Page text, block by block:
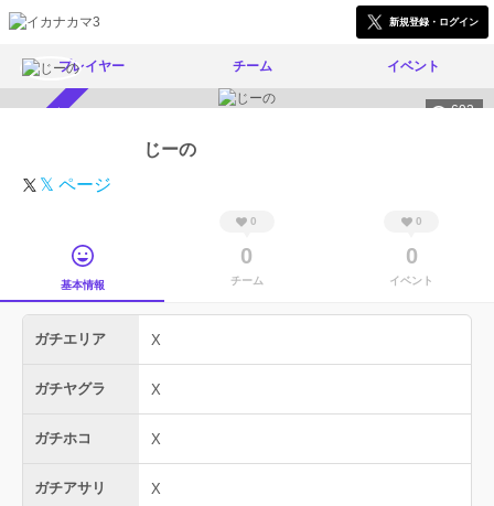
新規登録・ログイン
プレイヤー チーム イベント
693
じーの
𝕏 ページ
基本情報
0
0
チーム
0
0
イベント
ガチエリア X
ガチヤグラ X
ガチホコ X
ガチアサリ X